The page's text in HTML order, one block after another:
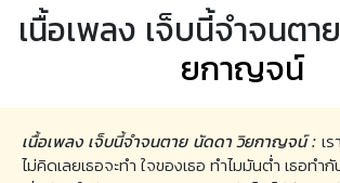
เนื้อเพลง เจ็บนี้จำจนตาย
ยกาญจน์
เนื้อเพลง เจ็บนี้จำจนตาย นัดดา วิยกาญจน์ : เ
ไม่คิดเลยเธอจะทำ ใจของเธอ ทำไมมันต่ำ เธอทำกั